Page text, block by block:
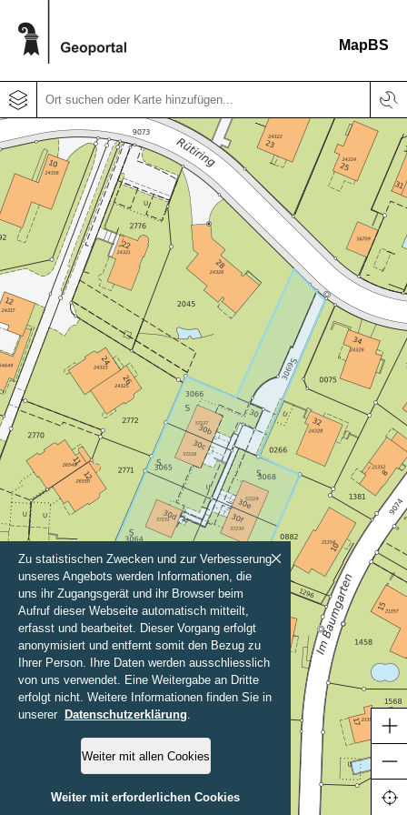
MapBS
Zu statistischen Zwecken und zur Verbesserung
unseres Angebots werden Informationen, die
uns ihr Zugangsgerät und ihr Browser beim
Aufruf dieser Webseite automatisch mitteilt,
erfasst und bearbeitet. Dieser Vorgang erfolgt
anonymisiert und entfernt somit den Bezug zu
Ihrer Person. Ihre Daten werden ausschliesslich
von uns verwendet. Eine Weitergabe an Dritte
erfolgt nicht. Weitere Informationen finden Sie in
unserer
Datenschutzerklärung.
Weiter mit allen Cookies
Weiter mit erforderlichen Cookies